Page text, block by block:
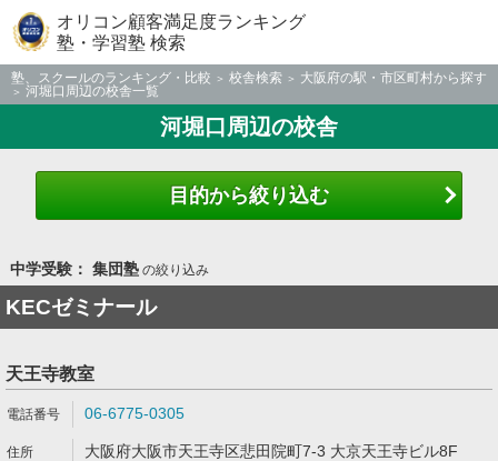
オリコン顧客満足度ランキング
塾・学習塾 検索
塾、スクールのランキング・比較 校舎検索
大阪府の駅・市区町村から探す
河堀口周辺の校舎一覧
河堀口周辺の校舎
目的から絞り込む
中学受験： 集団塾の絞り込み
KECゼミナール
天王寺教室
06-6775-0305
大阪府大阪市天王寺区悲田院町7-3 大京天王寺ビル8F